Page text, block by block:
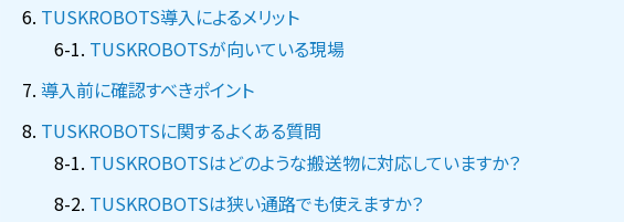
TUSKROBOTS導入によるメリット
TUSKROBOTSが向いている現場
導入前に確認すべきポイント
TUSKROBOTSに関するよくある質問
TUSKROBOTSはどのような搬送物に対応していますか？
TUSKROBOTSは狭い通路でも使えますか？